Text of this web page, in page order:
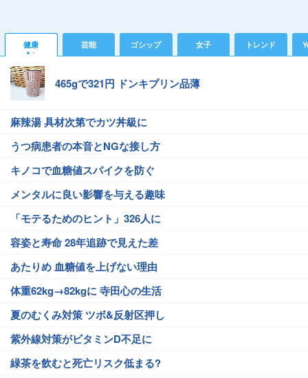
健康 芸能 ゴシップ 女子 トレンド
465gで321円 ドンキプリン品薄
麻辣湯 具材次第でカツ丼級に
うつ病患者の本音とNGな接し方
キノコで血糖値スパイクを防ぐ
メンタルに良い影響を与える趣味
「モテるためのヒント」326人に
容姿と寿命 28年追跡で見えた差
あたりめ 血糖値を上げない理由
体重62kg→82kgに 寺田心の生活
夏のむくみ対策 ツボ&反射区押し
紫外線対策がビタミンD不足に
緑茶を飲むと死亡リスク低まる?